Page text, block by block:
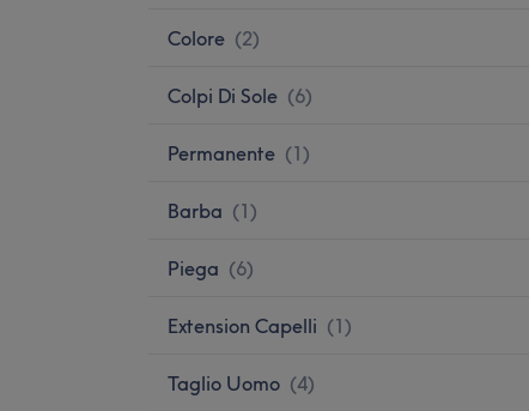
Colore (2)
Colpi Di Sole (6)
Permanente (1)
Barba (1)
Piega (6)
Extension Capelli (1)
Taglio Uomo (4)